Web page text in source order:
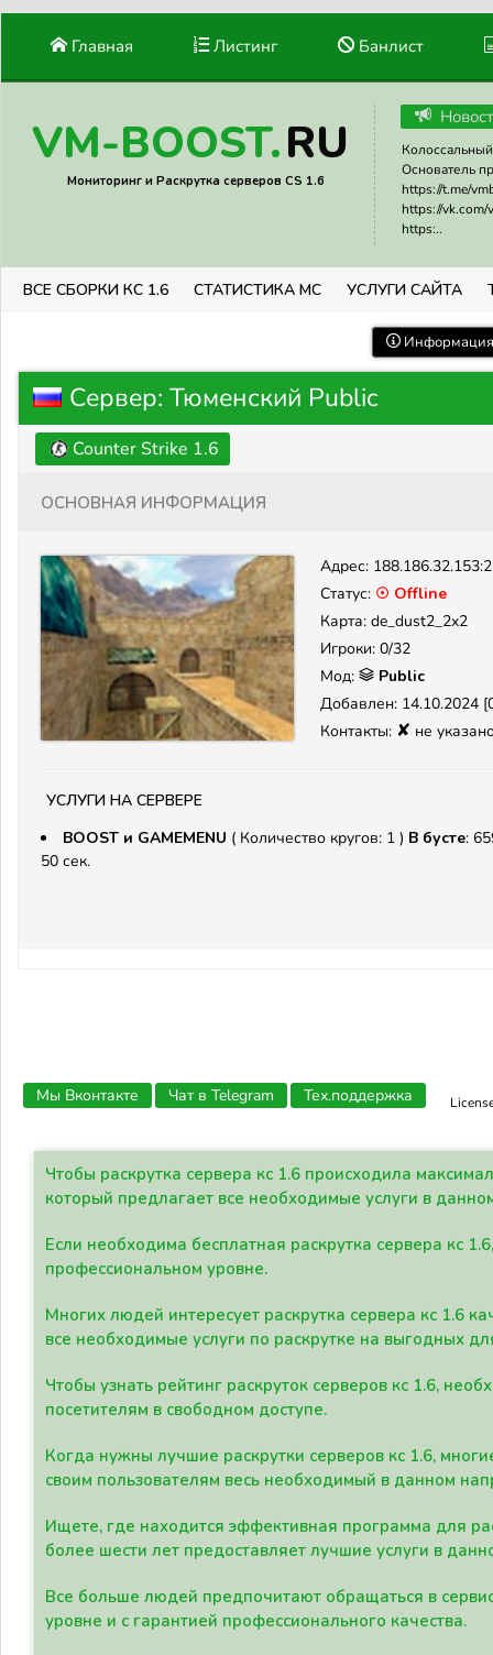
Главная Листинг Банлист
VM-BOOST.RU
Мониторинг и Раскрутка серверов CS 1.6
Основатель
https://t.me/
https://vk.com/
https:..
ВСЕ СБОРКИ КС 1.6 СТАТИСТИКА МС УСЛУГИ САЙТА
Сервер: Тюменский Public
Counter Strike 1.6
Основная информация
Адрес:
Статус: ☉ Offline
Карта: de_dust2_2x2
Игроки: 0/32
Мод:
Public
Добавлен: 14.10.2024
Контакты: ✘ не
Услуги на сервере
BOOST и GAMEMENU ( Количество кругов: 1 ) В бусте:
50 сек.
Мы Вконтакте Чат в Telegram Тех.поддержка
Чтобы раскрутка сервера кс 1.6 происходила
который предлагает все необходимые услуги в
Если необходима бесплатная раскрутка сервера кс
профессиональном уровне.
Многих людей интересует раскрутка сервера кс 1.6
все необходимые услуги по раскрутке на выгодных
Чтобы узнать рейтинг раскруток серверов кс 1.6,
посетителям в свободном доступе.
Когда нужны лучшие раскрутки серверов кс 1.6,
своим пользователям весь необходимый в данном
Ищете, где находится эффективная программа для
более шести лет предоставляет лучшие услуги в
Все больше людей предпочитают обращаться в
уровне и с гарантией профессионального качества.